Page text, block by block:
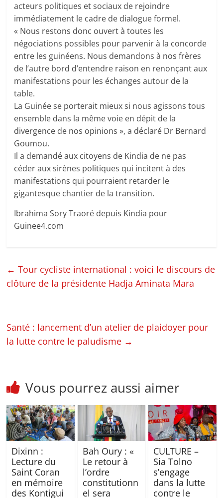
acteurs politiques et sociaux de rejoindre
immédiatement le cadre de dialogue formel.
« Nous restons donc ouvert à toutes les
négociations possibles pour parvenir à la concorde
entre les guinéens. Nous demandons à nos frères
de l’autre bord d’entendre raison en renonçant aux
manifestations pour les échanges autour de la
table.
La Guinée se porterait mieux si nous agissons tous
ensemble dans la même voie en dépit de la
divergence de nos opinions », a déclaré Dr Bernard
Goumou.
Il a demandé aux citoyens de Kindia de ne pas
céder aux sirènes politiques qui incitent à des
manifestations qui pourraient retarder le
gigantesque chantier de la transition.
Ibrahima Sory Traoré depuis Kindia pour
Guinee4.com
← Tour cycliste international : voici le discours de
clôture de la présidente Hadja Aminata Mara
Santé : lancement d’un atelier de plaidoyer pour
la lutte contre le paludisme →
Vous pourrez aussi aimer
Dixinn :
Lecture du
Saint Coran
en mémoire
des Kontigui
Bah Oury : «
Le retour à
l’ordre
constitutionn
el sera
CULTURE –
Sia Tolno
s’engage
dans la lutte
contre le